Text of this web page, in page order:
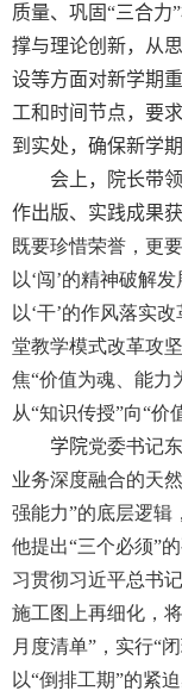
质量、巩固“三合力
撑与理论创新，从
设等方面对新学期
工和时间节点，要
到实处，确保新学
会上，院长带
作出版、实践成果
既要珍惜荣誉，更
以‘闯’的精神破解
以‘干’的作风落实
堂教学模式改革攻
焦“价值为魂、能力
从“知识传授”向“价
学院党委书记
业务深度融合的天
强能力”的底层逻辑
他提出“三个必须”
习贯彻习近平总书
施工图上再细化，
月度清单”，实行“
以“倒排工期”的紧